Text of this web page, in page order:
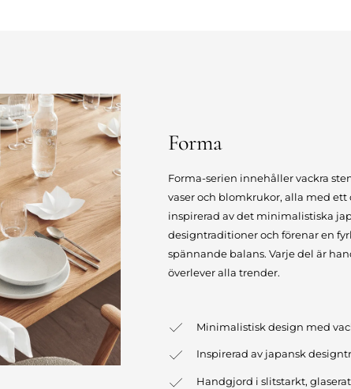
Forma
Forma-serien innehåller vackra
vaser och blomkrukor, alla med
inspirerad av det minimalistiska
designtraditioner och förenar en
spännande balans. Varje del är
överlever alla trender.
Minimalistisk design med
Inspirerad av japansk
Handgjord i slitstarkt,